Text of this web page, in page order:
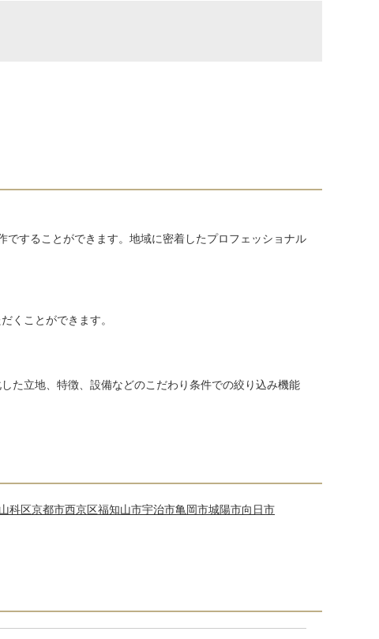
することができます。地域に密着したプロフェッショナル
くことができます。
た立地、特徴、設備などのこだわり条件での絞り込み機能
科区京都市西京区福知山市宇治市亀岡市城陽市向日市